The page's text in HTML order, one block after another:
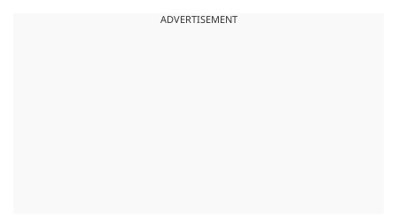
ADVERTISEMENT